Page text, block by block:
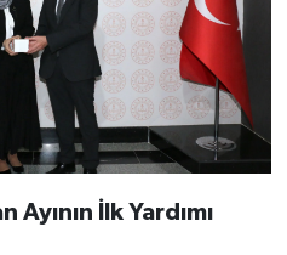
Ayının İlk Yardımı